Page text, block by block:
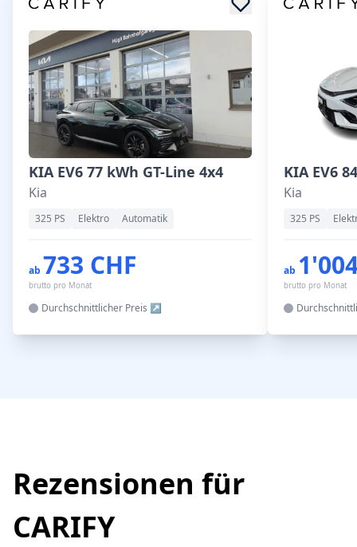
KIA EV6 77 kWh GT-Line 4x4
Kia
325 PS Elektro Automatik
ab 733 CHF
brutto pro Monat
Durchschnittlicher Preis
KIA EV6
Kia
325 PS
ab
brutto pro Monat
Rezensionen für
CARIFY